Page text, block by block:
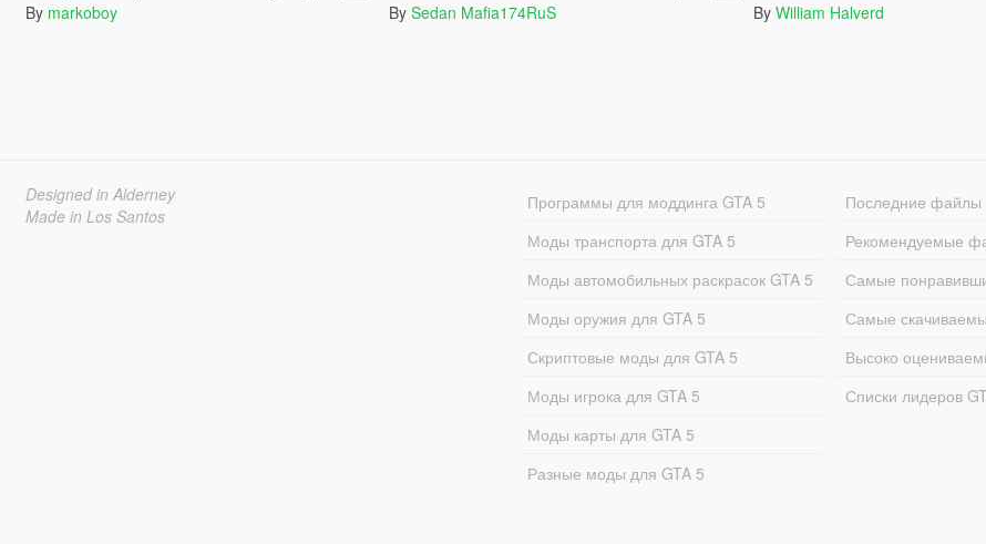
By markoboy By Sedan Mafia174RuS By William Halverd
Designed in Alderney
Made in Los Santos
Программы для моддинга GTA 5
Моды транспорта для GTA 5
Моды автомобильных раскрасок GTA 5
Моды оружия для GTA 5
Скриптовые моды для GTA 5
Моды игрока для GTA 5
Моды карты для GTA 5
Разные моды для GTA 5
Последние файлы
Рекомендуемые
Самые
Самые
Высоко
Списки лидеров